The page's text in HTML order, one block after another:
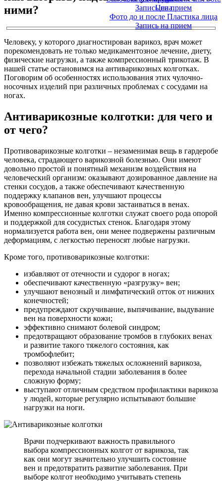
Цена
Фото до и после Пластика лица
Запись на прием
Запись на прием
ними?
Человеку, у которого диагностирован варикоз, врач может
порекомендовать не только медикаментозное лечение, диету,
физические нагрузки, а также компрессионный трикотаж. В
нашей статье остановимся на антиварикозных колготках.
Поговорим об особенностях использования этих чулочно-
носочных изделий при различных проблемах с сосудами на
ногах.
Антиварикозные колготки: для чего и
от чего?
Противоварикозные колготки – незаменимая вещь в гардеробе
человека, страдающего варикозной болезнью. Они имеют
довольно простой и понятный механизм воздействия на
человеческий организм: оказывают дозированное давление на
стенки сосудов, а также обеспечивают качественную
поддержку клапанов вен, улучшают процессы
кровообращения, не давая крови застаиваться в венах.
Именно компрессионные колготки служат своего рода опорой
и поддержкой для сосудистых стенок. Благодаря этому
нормализуется работа вен, они менее подвержены различным
деформациям, с легкостью переносят любые нагрузки.
Кроме того, противоварикозные колготки:
избавляют от отечности и судорог в ногах;
обеспечивают качественную «разгрузку» вен;
улучшают венозный и лимфатический отток от нижних
конечностей;
предупреждают скручивание, выпячивание, выдувание
вен на поверхности кожи;
эффективно снимают болевой синдром;
предотвращают образование тромбов в глубоких венах
и развитие такого тяжелого состояния, как
тромбофлебит;
позволяют избежать тяжелых осложнений варикоза,
перехода начальной стадии заболевания в более
сложную форму;
выступают отличным средством профилактики варикоза
у людей, которые регулярно испытывают большие
нагрузки на ноги.
Врачи подчеркивают важность правильного
выбора компрессионных колгот от варикоза, так
как они могут значительно улучшить состояние
вен и предотвратить развитие заболевания. При
выборе колгот необходимо учитывать степень